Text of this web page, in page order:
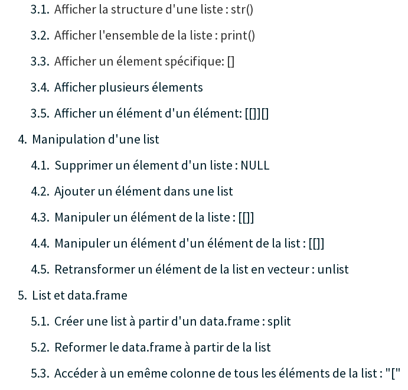
Afficher la structure d'une liste : str()
Afficher l'ensemble de la liste : print()
Afficher un élement spécifique: []
Afficher plusieurs élements
Afficher un élément d'un élément: [[]][]
Manipulation d'une list
Supprimer un élement d'un liste : NULL
Ajouter un élément dans une list
Manipuler un élément de la liste : [[]]
Manipuler un élément d'un élément de la list : [[]]
Retransformer un élément de la list en vecteur : unlist
List et data.frame
Créer une list à partir d'un data.frame : split
Reformer le data.frame à partir de la list
Accéder à un emême colonne de tous les éléments de la list : "["